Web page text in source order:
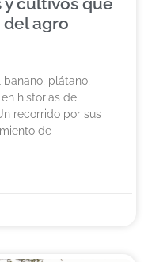
agro
plátano,
historias de
recorrido por sus
de